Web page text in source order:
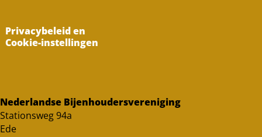
Privacybeleid en
Cookie-instellingen
Nederlandse Bijenhoudersvereniging
Stationsweg 94a
Ede